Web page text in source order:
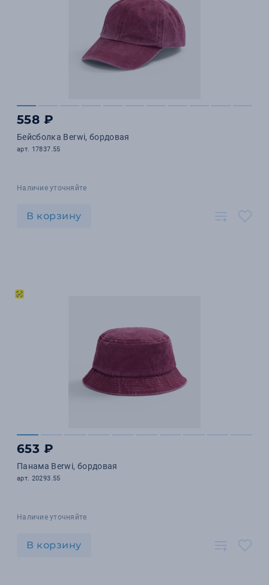
558 ₽
Бейсболка Berwi, бордовая
арт. 17837.55
Наличие уточняйте
В корзину
653 ₽
Панама Berwi, бордовая
арт. 20293.55
Наличие уточняйте
В корзину